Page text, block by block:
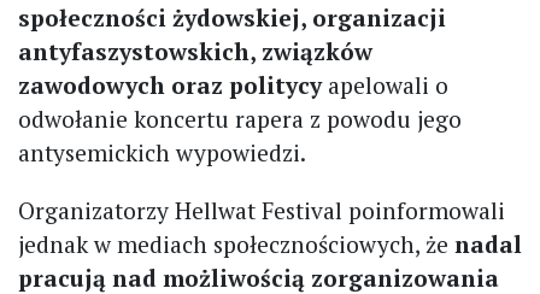
społeczności żydowskiej, organizacji
antyfaszystowskich, związków
zawodowych oraz politycyapelowali o
odwołanie koncertu rapera z powodu jego
antysemickich wypowiedzi.
Organizatorzy Hellwat Festival poinformowali
jednak w mediach społecznościowych, że nadal
pracują nad możliwością zorganizowania